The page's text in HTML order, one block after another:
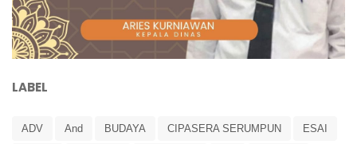
LABEL
ADV And BUDAYA CIPASERA SERUMPUN ESAI